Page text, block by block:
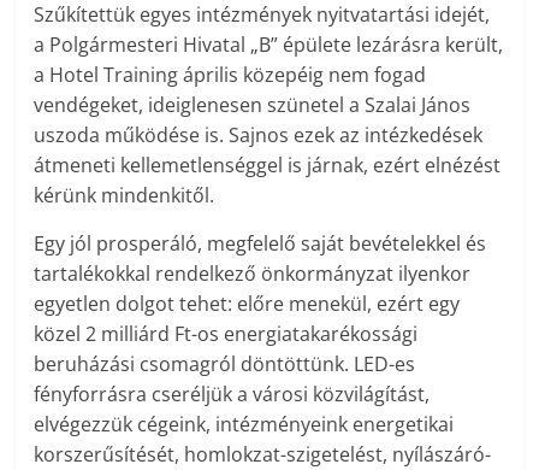
Szűkítettük egyes intézmények nyitvatartási idejét,
a Polgármesteri Hivatal „B” épülete lezárásra került,
a Hotel Training április közepéig nem fogad
vendégeket, ideiglenesen szünetel a Szalai János
uszoda működése is. Sajnos ezek az intézkedések
átmeneti kellemetlenséggel is járnak, ezért elnézést
kérünk mindenkitől.
Egy jól prosperáló, megfelelő saját bevételekkel és
tartalékokkal rendelkező önkormányzat ilyenkor
egyetlen dolgot tehet: előre menekül, ezért egy
közel 2 milliárd Ft-os energiatakarékossági
beruházási csomagról döntöttünk. LED-es
fényforrásra cseréljük a városi közvilágítást,
elvégezzük cégeink, intézményeink energetikai
korszerűsítését, homlokzat-szigetelést, nyílászáró-